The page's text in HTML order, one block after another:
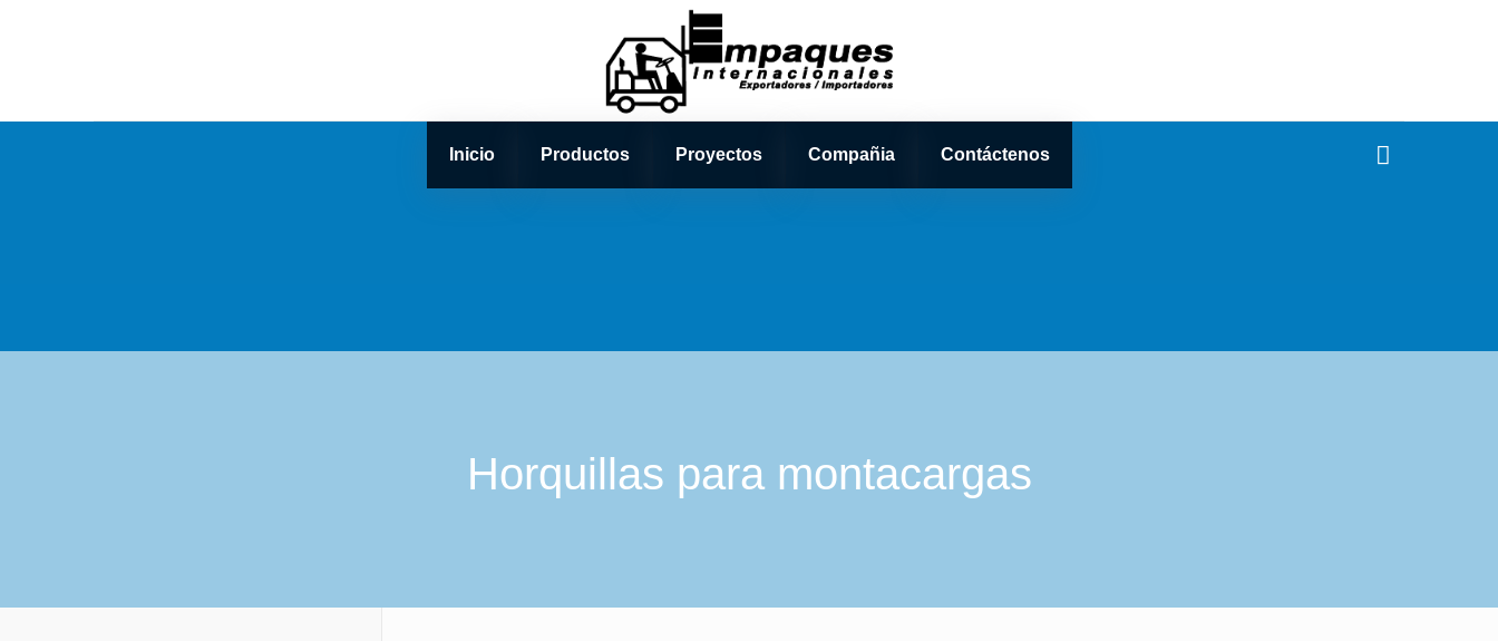
Inicio Productos Proyectos Compañia Contáctenos
Horquillas para montacargas